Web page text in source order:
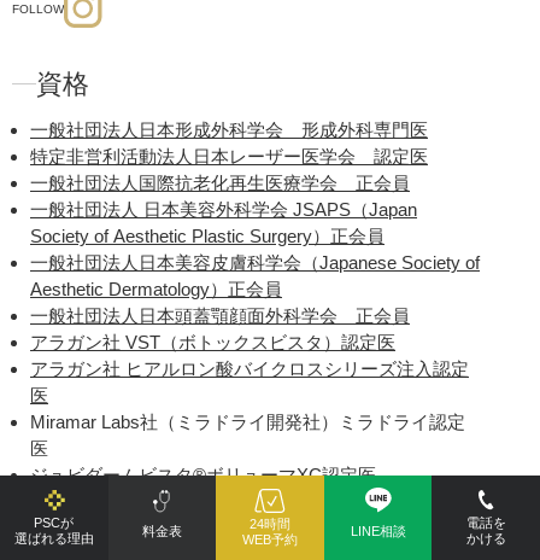
アンカーX
糸リフト（スレッドリフト）
糸リフト（スレッドリフト）
れい線を改善。お肌のコラー
施術です。
ダウンタイム：1～2週間程度
シワ・たるみ
ボトックス注射（シワ）
ます。お顔だと目尻、眉間、額
シワ・たるみ
FOLLOW
資格
一般社団法人日本形成外科学会 形成外科専門医
特定非営利活動法人日本レーザー医学会 認定医
一般社団法人国際抗老化再生医療学会 正会員
一般社団法人 日本美容外科学会 JSAPS（Japan
Society of Aesthetic Plastic Surgery）正会員
一般社団法人日本美容皮膚科学会（Japanese Society of
Aesthetic Dermatology）正会員
一般社団法人日本頭蓋顎顔面外科学会 正会員
アラガン社 VST（ボトックスビスタ）認定医
アラガン社 ヒアルロン酸バイクロスシリーズ注入認定
医
Miramar Labs社（ミラドライ開発社）ミラドライ認定
医
ジュビダームビスタ®ボリューマXC認定医
ジュビダームビスタ®ボリフトXC認定医
ジュビダームビスタ®ボルベラXC認定医
PSCが
選ばれる理由
料金表
24時間
WEB予約
LINE相談
電話を
かける